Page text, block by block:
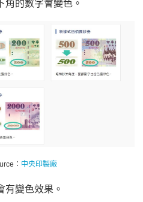
角的數字會變色。
： 中央印製廠
有變色效果。